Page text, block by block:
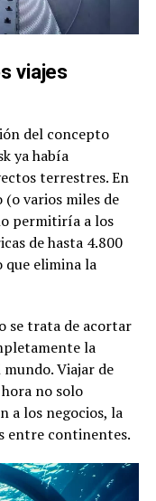
viajes
del concepto
ya había
terrestres. En
(o varios miles de
permitiría a los
de hasta 4.800
que elimina la
se trata de acortar
la
Viajar de
no solo
a los negocios, la
entre continentes.